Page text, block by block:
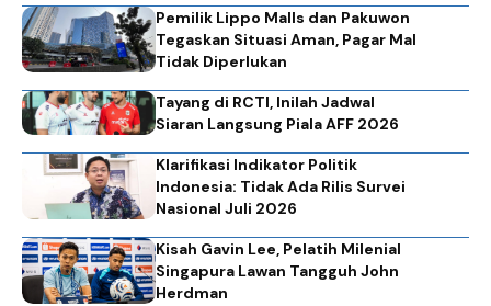
Pemilik Lippo Malls dan Pakuwon
Tegaskan Situasi Aman, Pagar Mal
Tidak Diperlukan
Tayang di RCTI, Inilah Jadwal
Siaran Langsung Piala AFF 2026
Klarifikasi Indikator Politik
Indonesia: Tidak Ada Rilis Survei
Nasional Juli 2026
Kisah Gavin Lee, Pelatih Milenial
Singapura Lawan Tangguh John
Herdman